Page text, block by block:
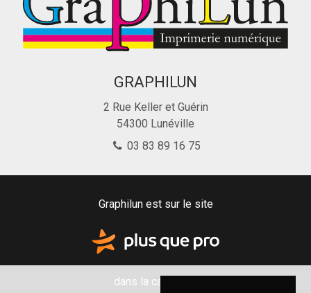
GRAPHILUN
2 Rue Keller et Guérin
54300 Lunéville
03 83 89 16 75
Graphilun est sur le site
dans la catégorie